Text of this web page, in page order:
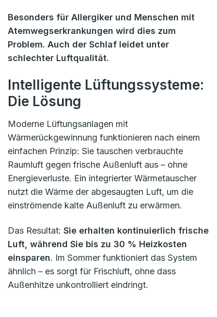
Besonders für Allergiker und Menschen mit
Atemwegserkrankungen wird dies zum
Problem. Auch der Schlaf leidet unter
schlechter Luftqualität.
Intelligente Lüftungssysteme:
Die Lösung
Moderne Lüftungsanlagen mit
Wärmerückgewinnung funktionieren nach einem
einfachen Prinzip: Sie tauschen verbrauchte
Raumluft gegen frische Außenluft aus – ohne
Energieverluste. Ein integrierter Wärmetauscher
nutzt die Wärme der abgesaugten Luft, um die
einströmende kalte Außenluft zu erwärmen.
Das Resultat: Sie erhalten kontinuierlich frische
Luft, während Sie bis zu 30 % Heizkosten
einsparen. Im Sommer funktioniert das System
ähnlich – es sorgt für Frischluft, ohne dass
Außenhitze unkontrolliert eindringt.